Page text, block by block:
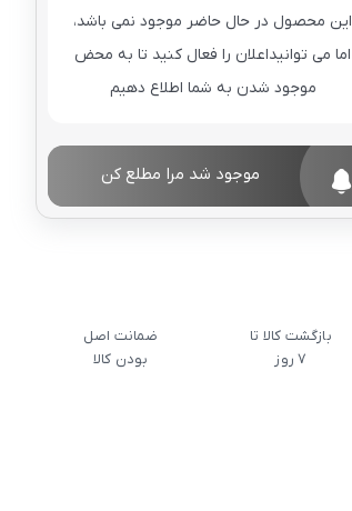
این محصول در حال حاضر موجود نمی باشد،
اما می توانیداعلان را فعال کنید تا به محض
موجود شدن به شما اطلاع دهیم
موجود شد مرا مطلع کن
بازگشت کالا تا
7 روز
ضمانت اصل
بودن کالا